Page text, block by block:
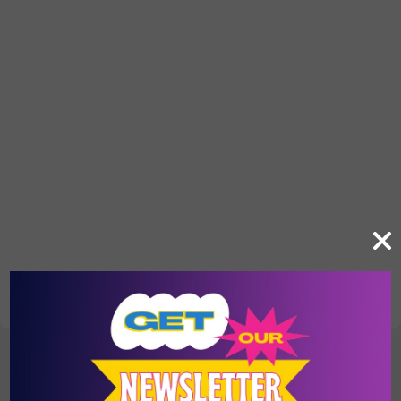
ΚΑΛΗΜΈΡΑ #ΜΟΥΣΙΚΉ
Δες τι τρέχει στην πόλη